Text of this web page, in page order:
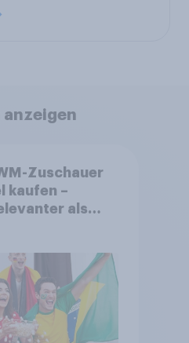
anzeigen
Zuschauer
kaufen –
als